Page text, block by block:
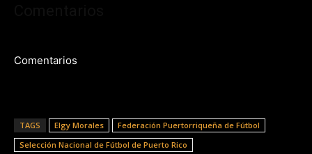
Comentarios
TAGS Elgy Morales
Federación Puertorriqueña de Fútbol
Selección Nacional de Fútbol de Puerto Rico